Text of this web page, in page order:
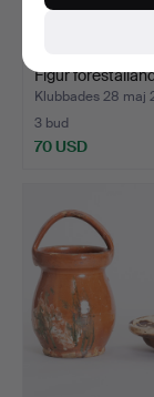
Figur
Klubbades 28 maj
3 bud
70 USD